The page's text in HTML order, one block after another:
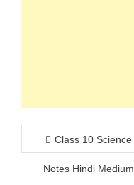
Post
navigation
Class 10 Science
Notes Hindi Medium